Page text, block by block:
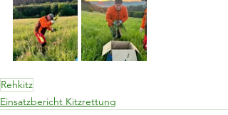
Rehkitz
Einsatzbericht Kitzrettung